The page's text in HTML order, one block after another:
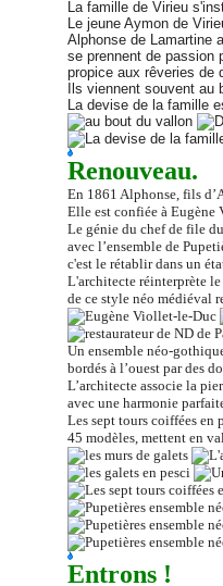
La famille de Virieu
Le jeune Aymon de
Alphonse de Lamartine
se prennent de passion
propice aux rêveries de
Ils viennent souvent
La devise de la famille
Renouveau.
En 1861 Alphonse, fils
Elle est confiée à Eugène
Le génie du chef de file
avec l’ensemble de
c'est le rétablir dans un
L'architecte réinterprète
de ce style néo médiéval
Un ensemble néo-
bordés à l’ouest par des
L’architecte associe la
avec une harmonie
Les sept tours coiffées en
45 modèles, mettent en
Entrons !